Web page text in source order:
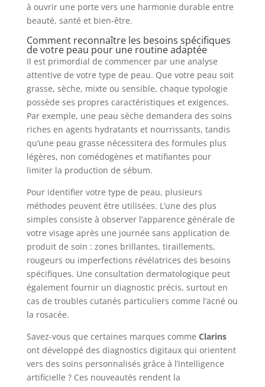
à ouvrir une porte vers une harmonie durable entre
beauté, santé et bien-être.
Comment reconnaître les besoins spécifiques
de votre peau pour une routine adaptée
Il est primordial de commencer par une analyse
attentive de votre type de peau. Que votre peau soit
grasse, sèche, mixte ou sensible, chaque typologie
possède ses propres caractéristiques et exigences.
Par exemple, une peau sèche demandera des soins
riches en agents hydratants et nourrissants, tandis
qu’une peau grasse nécessitera des formules plus
légères, non comédogènes et matifiantes pour
limiter la production de sébum.
Pour identifier votre type de peau, plusieurs
méthodes peuvent être utilisées. L’une des plus
simples consiste à observer l’apparence générale de
votre visage après une journée sans application de
produit de soin : zones brillantes, tiraillements,
rougeurs ou imperfections révélatrices des besoins
spécifiques. Une consultation dermatologique peut
également fournir un diagnostic précis, surtout en
cas de troubles cutanés particuliers comme l’acné ou
la rosacée.
Savez-vous que certaines marques comme Clarins
ont développé des diagnostics digitaux qui orientent
vers des soins personnalisés grâce à l’intelligence
artificielle ? Ces nouveautés rendent la